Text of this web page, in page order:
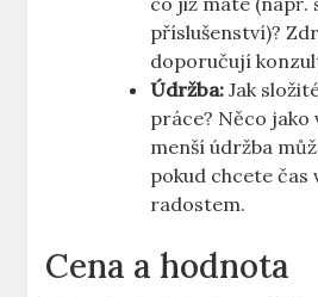
‌příslušenství)?
doporučují
Údržba: ‌Jak
práce? Něco jako
menší ‌údržba
pokud chcete čas​
radostem.
Cena a hodnota